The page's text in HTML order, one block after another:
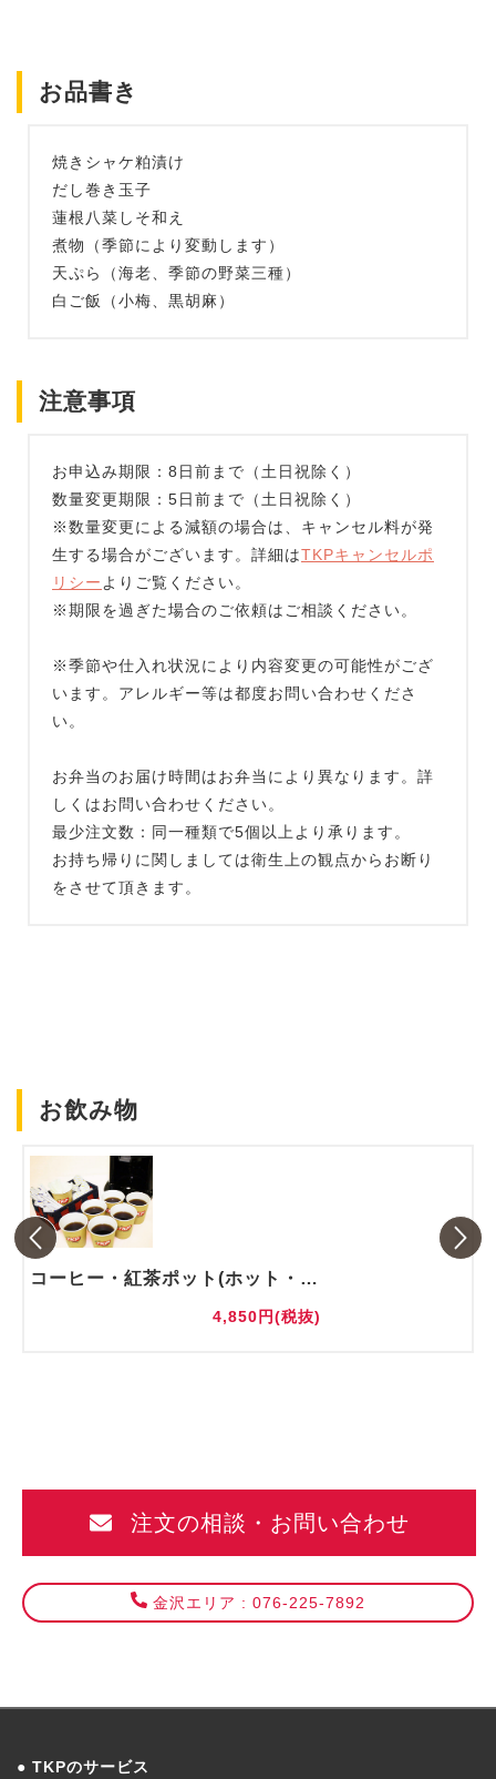
お品書き
焼きシャケ粕漬け
だし巻き玉子
蓮根八菜しそ和え
煮物（季節により変動します）
天ぷら（海老、季節の野菜三種）
白ご飯（小梅、黒胡麻）
注意事項
お申込み期限：8日前まで（土日祝除く）
数量変更期限：5日前まで（土日祝除く）
※数量変更による減額の場合は、キャンセル料が発
生する場合がございます。詳細はTKPキャンセルポ
リシー よりご覧ください。
※期限を過ぎた場合のご依頼はご相談ください。
※季節や仕入れ状況により内容変更の可能性がござ
います。アレルギー等は都度お問い合わせくださ
い。
お弁当のお届け時間はお弁当により異なります。詳
しくはお問い合わせください。
最少注文数：同一種類で5個以上より承ります。
お持ち帰りに関しましては衛生上の観点からお断り
をさせて頂きます。
お飲み物
コーヒー・紅茶ポット(ホット・アイス)
4,850円(税抜)
注文の相談・お問い合わせ
金沢エリア : 076-225-7892
TKPのサービス